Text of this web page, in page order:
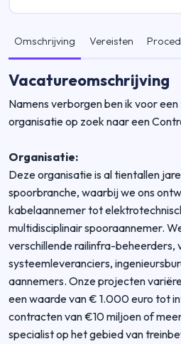
Omschrijving Vereisten
Vacatureomschrijving
Namens verborgen ben ik voor
organisatie op zoek naar een
Organisatie:
Deze organisatie is al tientallen
spoorbranche, waarbij we ons
kabelaannemer tot
multidisciplinair spooraannemer.
verschillende railinfra-beheerders,
systeemleveranciers,
aannemers. Onze projecten
een waarde van € 1.000 euro tot
contracten van €10 miljoen of
specialist op het gebied van